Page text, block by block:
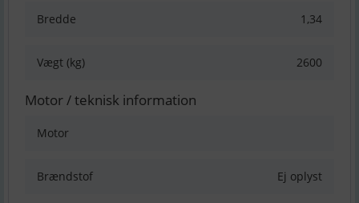
Bredde 1,34
Vægt (kg) 2600
Motor / teknisk information
Motor
Brændstof Ej oplyst